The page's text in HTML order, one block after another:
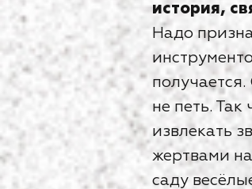
история,
Надо
не петь.
извлекать
жертвами
саду